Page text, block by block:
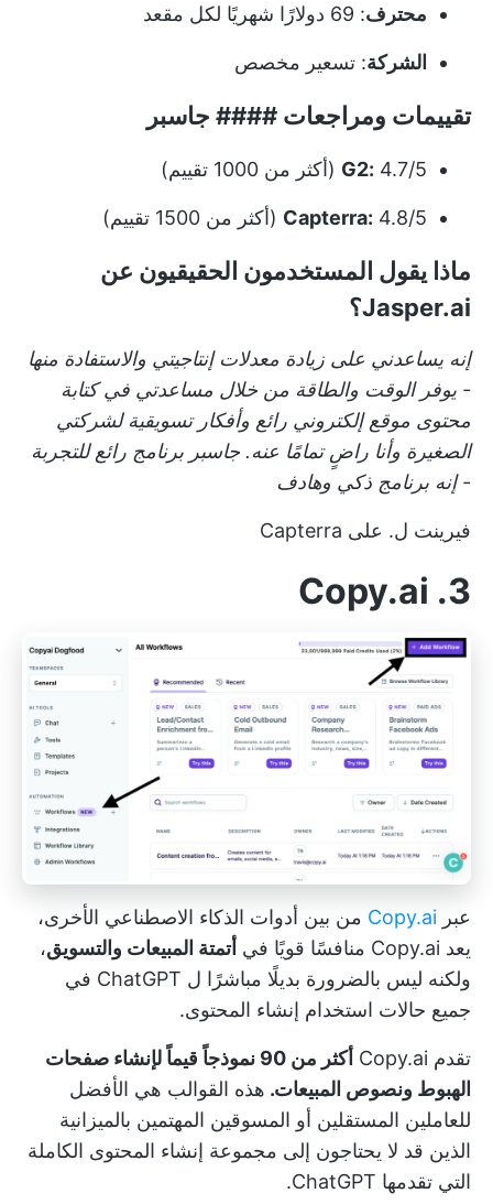
محترف: 69 دولارًا شهريًا لكل مقعد
الشركة: تسعير مخصص
تقييمات ومراجعات #### جاسبر
G2: 4.7/5 (أكثر من 1000 تقييم)
Capterra: 4.8/5 (أكثر من 1500 تقييم)
ماذا يقول المستخدمون الحقيقيون عن
Jasper.ai؟
إنه يساعدني على زيادة معدلات إنتاجيتي والاستفادة منها
- يوفر الوقت والطاقة من خلال مساعدتي في كتابة
محتوى موقع إلكتروني رائع وأفكار تسويقية لشركتي
الصغيرة وأنا راضٍ تمامًا عنه. جاسبر برنامج رائع للتجربة
- إنه برنامج ذكي وهادف
فيرينت ل. على Capterra
3. Copy.ai
عبر Copy.ai من بين أدوات الذكاء الاصطناعي الأخرى،
يعد Copy.ai منافسًا قويًا في
أتمتة المبيعات والتسويق،
ولكنه ليس بالضرورة بديلًا مباشرًا ل ChatGPT في
جميع حالات استخدام إنشاء المحتوى.
تقدم Copy.ai
أكثر من 90 نموذجاً قيماً لإنشاء صفحات
الهبوط ونصوص المبيعات. هذه القوالب هي الأفضل
للعاملين المستقلين أو المسوقين المهتمين بالميزانية
الذين قد لا يحتاجون إلى مجموعة إنشاء المحتوى الكاملة
التي تقدمها ChatGPT.